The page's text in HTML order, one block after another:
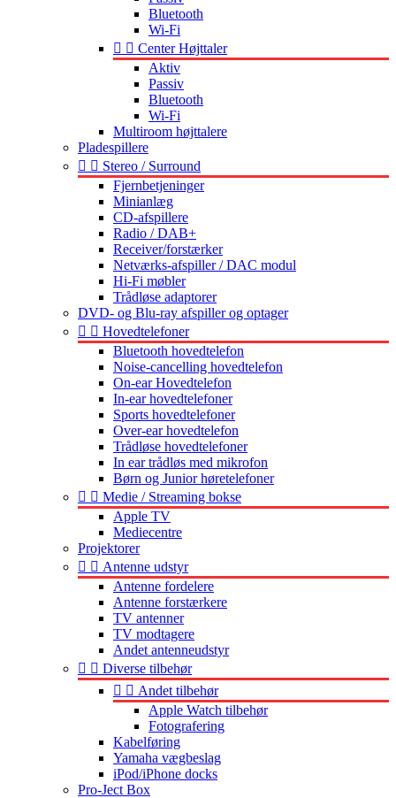
Bluetooth
Wi-Fi
  Center Højttaler
Aktiv
Passiv
Bluetooth
Wi-Fi
Multiroom højttalere
Pladespillere
  Stereo / Surround
Fjernbetjeninger
Minianlæg
CD-afspillere
Radio / DAB+
Receiver/forstærker
Netværks-afspiller / DAC modul
Hi-Fi møbler
Trådløse adaptorer
DVD- og Blu-ray afspiller og optager
  Hovedtelefoner
Bluetooth hovedtelefon
Noise-cancelling hovedtelefon
On-ear Hovedtelefon
In-ear hovedtelefoner
Sports hovedtelefoner
Over-ear hovedtelefon
Trådløse hovedtelefoner
In ear trådløs med mikrofon
Børn og Junior høretelefoner
  Medie / Streaming bokse
Apple TV
Mediecentre
Projektorer
  Antenne udstyr
Antenne fordelere
Antenne forstærkere
TV antenner
TV modtagere
Andet antenneudstyr
  Diverse tilbehør
  Andet tilbehør
Apple Watch tilbehør
Fotografering
Kabelføring
Yamaha vægbeslag
iPod/iPhone docks
Pro-Ject Box